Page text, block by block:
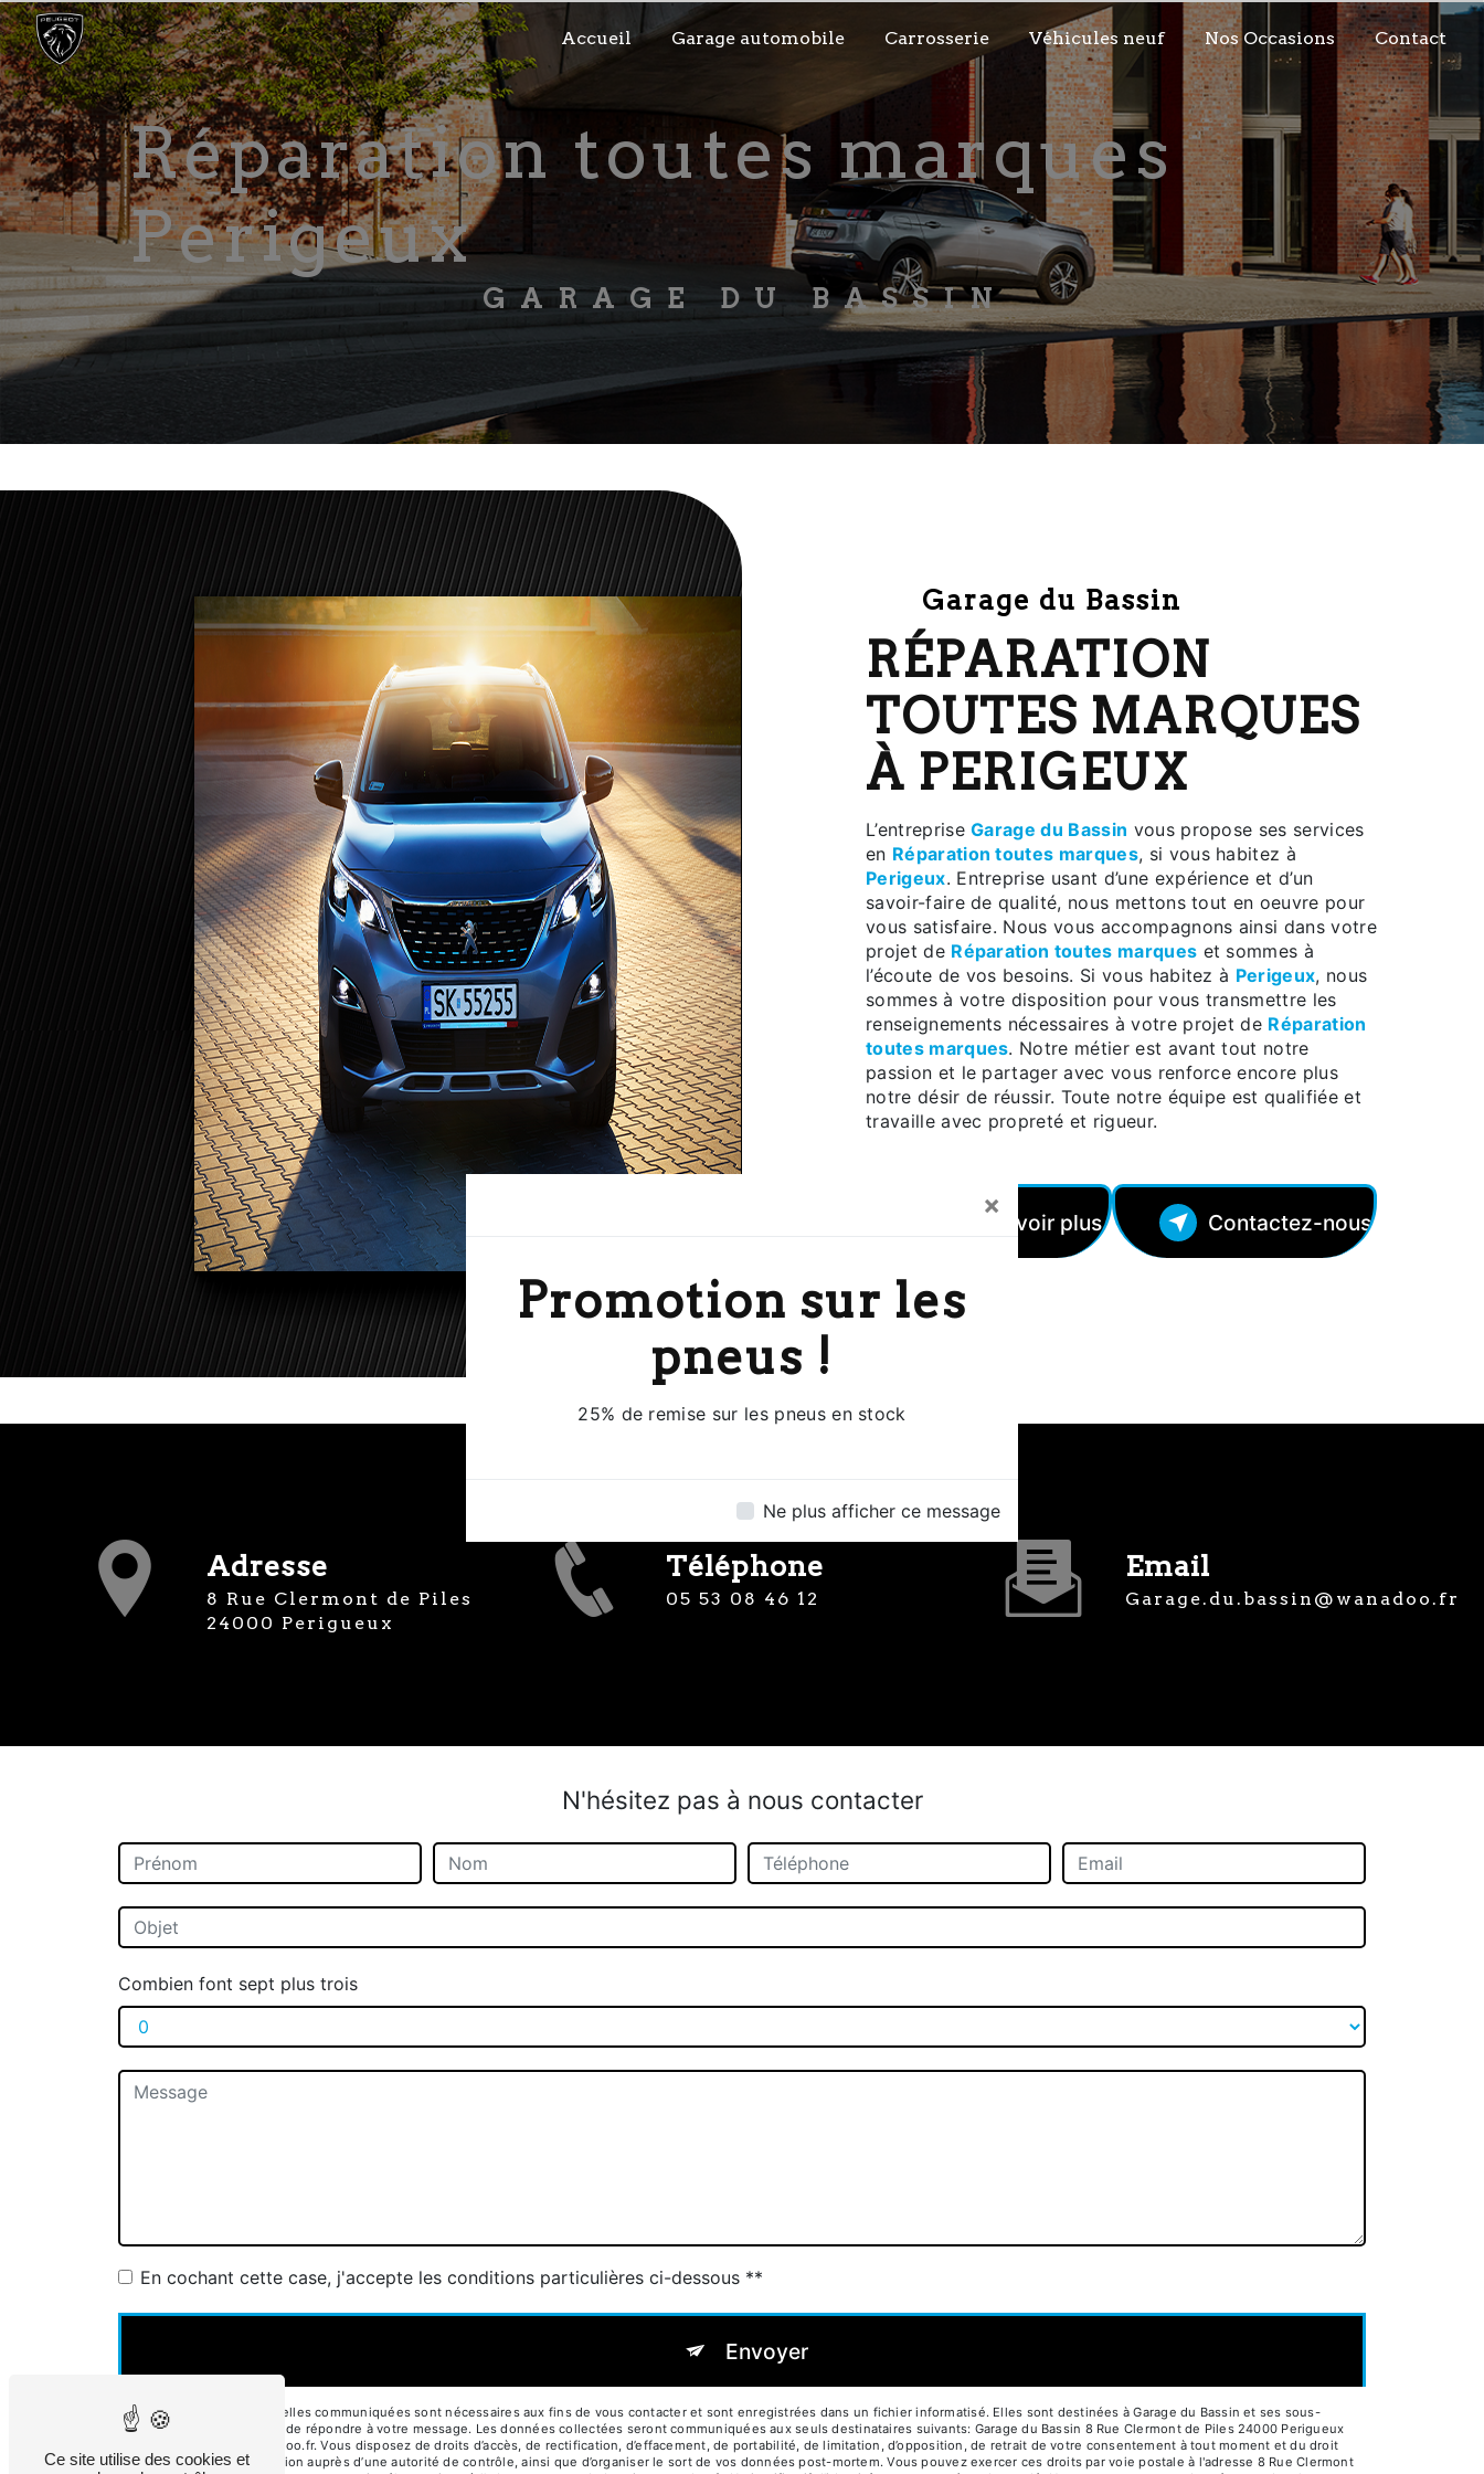
×
Promotion sur les
pneus !
25% de remise sur les pneus en stock
Ne plus afficher ce message
Accueil Garage automobile Carrosserie Véhicules neuf Nos Occasions Contact
Réparation toutes marques
Perigeux
GARAGE DU BASSIN
Garage du Bassin
RÉPARATION
TOUTES MARQUES
À PERIGEUX
L’entrepriseGarage du Bassin vous propose ses services
en Réparation toutes marques, si vous habitez à
Perigeux. Entreprise usant d’une expérience et d’un
savoir-faire de qualité, nous mettons tout en oeuvre pour
vous satisfaire. Nous vous accompagnons ainsi dans votre
projet de Réparation toutes marques et sommes à
l’écoute de vos besoins. Si vous habitez à Perigeux, nous
sommes à votre disposition pour vous transmettre les
renseignements nécessaires à votre projet de Réparation
toutes marques. Notre métier est avant tout notre
passion et le partager avec vous renforce encore plus
notre désir de réussir. Toute notre équipe est qualifiée et
travaille avec propreté et rigueur.
En savoir plus Contactez-nous
Adresse
8 Rue Clermont de Piles
24000 Perigueux
Téléphone
05 53 08 46 12
Email
garage.du.bassin@wanadoo.fr
N'hésitez pas à nous contacter
Combien font sept plus trois
En cochant cette case, j'accepte les conditions particulières ci-dessous **
Envoyer
** Les données personnelles communiquées sont nécessaires aux fins de vous contacter et sont enregistrées dans un fichier informatisé. Elles sont destinées à Garage du Bassin et ses sous-
traitants dans le seul but de répondre à votre message. Les données collectées seront communiquées aux seuls destinataires suivants: Garage du Bassin 8 Rue Clermont de Piles 24000 Perigueux
garage.du.bassin@wanadoo.fr. Vous disposez de droits d’accès, de rectification, d’effacement, de portabilité, de limitation, d’opposition, de retrait de votre consentement à tout moment et du droit
d’introduire une réclamation auprès d’une autorité de contrôle, ainsi que d’organiser le sort de vos données post-mortem. Vous pouvez exercer ces droits par voie postale à l'adresse 8 Rue Clermont
Panneau de gestion des cookies
Ce site utilise des cookies et